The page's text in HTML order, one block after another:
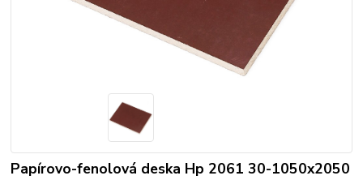
Papírovo-fenolová deska Hp 2061 30-1050x2050